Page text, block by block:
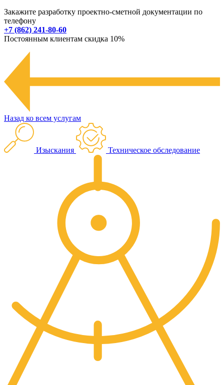
Закажите разработку проектно-сметной документации по
телефону
+7 (862) 241-80-60
Постоянным клиентам скидка 10%
Назад ко всем услугам
Изыскания Техническое обследование